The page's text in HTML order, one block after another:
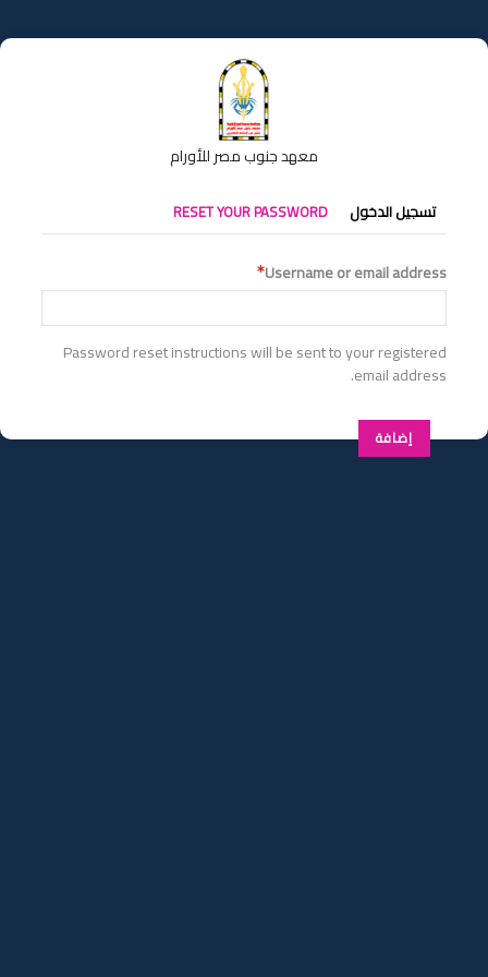
إلى
المحتوى
معهد جنوب مصر للأورام
التبويبات
الأساسية
تسجيل الدخول RESET YOUR PASSWORD
Username or email address
Password reset instructions will be sent to your registered
email address.